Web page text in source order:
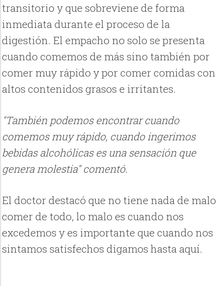
transitorio y que sobreviene de forma
inmediata durante el proceso de la
digestión. El empacho no solo se presenta
cuando comemos de más sino también por
comer muy rápido y por comer comidas con
altos contenidos grasos e irritantes.
"También podemos encontrar cuando
comemos muy rápido, cuando ingerimos
bebidas alcohólicas es una sensación que
genera molestia" comentó.
El doctor destacó que no tiene nada de malo
comer de todo, lo malo es cuando nos
excedemos y es importante que cuando nos
sintamos satisfechos digamos hasta aquí.